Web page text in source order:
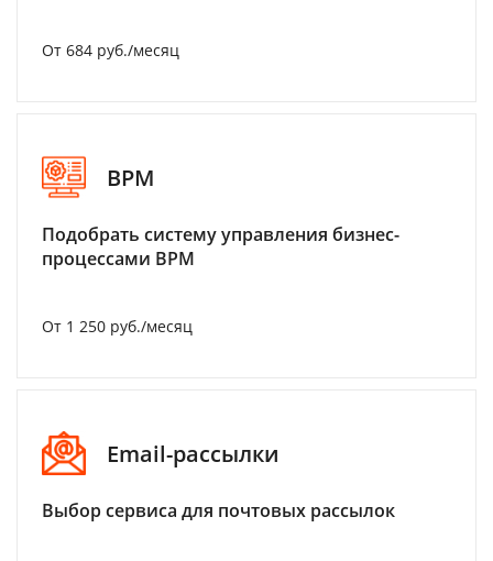
От 684 руб./месяц
BPM
Подобрать систему управления бизнес-
процессами BPM
От 1 250 руб./месяц
Email-рассылки
Выбор сервиса для почтовых рассылок